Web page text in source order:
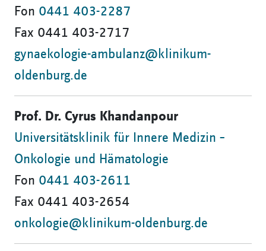
Fon 0441 403-2287
Fax 0441 403-2717
gynaekologie-ambulanz@klinikum-
oldenburg.de
Prof. Dr. Cyrus Khandanpour
Universitätsklinik für Innere Medizin –
Onkologie und Hämatologie
Fon 0441 403-2611
Fax 0441 403-2654
onkologie@klinikum-oldenburg.de